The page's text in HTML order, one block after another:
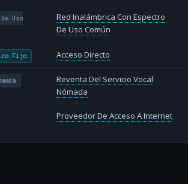
Uso
Red Inalámbrica Con Espectro
De Uso Común
Fijo Acceso Directo
Reventa Del Servicio Vocal
Nómada
Proveedor De Acceso A Internet